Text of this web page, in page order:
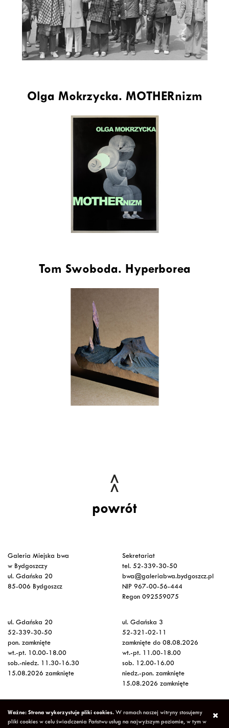
Olga Mokrzycka. MOTHERnizm
Tom Swoboda. Hyperborea
powrót
Galeria Miejska bwa
w Bydgoszczy
ul. Gdańska 20
85-006 Bydgoszcz
Sekretariat
tel. 52-339-30-50
bwa@galeriabwa.bydgoszcz.pl
NIP 967-00-56-444
Regon 092559075
ul. Gdańska 20
52-339-30-50
pon. zamknięte
wt.-pt. 10.00-18.00
sob.-niedz. 11.30-16.30
15.08.2026 zamknięte
ul. Gdańska 3
52-321-02-11
zamknięte do 08.08.2026
wt.-pt. 11.00-18.00
sob. 12.00-16.00
niedz.-pon. zamknięte
15.08.2026 zamknięte
Wstęp na wystawy
bezpłatny
Ważne: Strona wykorzystuje pliki cookies. W ramach naszej witryny stosujemy
pliki cookies w celu świadczenia Państwu usług na najwyższym poziomie, w tym w